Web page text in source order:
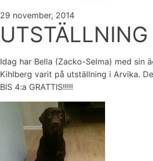
29 november, 2014
UTSTÄLLNING
Idag har Bella (Zacko-Selma) med sin
Kihlberg varit på utställning i Arvika.
BIS 4:a GRATTIS!!!!!